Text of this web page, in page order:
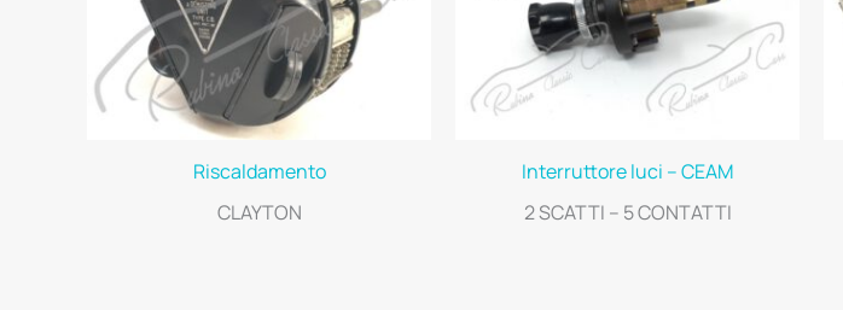
Riscaldamento
CLAYTON
Interruttore luci – CEAM
2 SCATTI – 5 CONTATTI